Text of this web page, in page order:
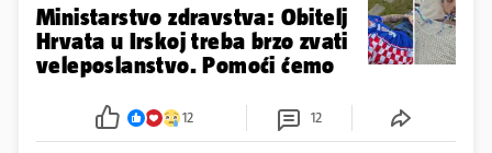
Ministarstvo zdravstva: Obitelj
Hrvata u Irskoj treba brzo zvati
veleposlanstvo. Pomoći ćemo
12 12